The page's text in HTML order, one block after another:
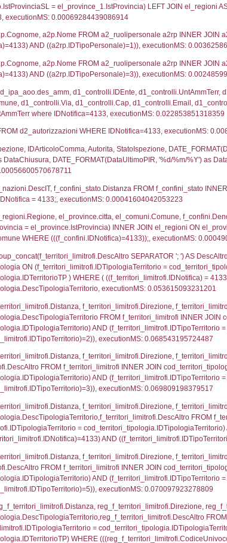
Debug
sql: SELECT COUNT(*) FROM
sql: SELECT `userlevelid`,
sql: SELECT COUNT(*) FROM
sql: SELECT `tablename`, `userlevelid`,
sql: SELECT a1.RagioneSociale,
n.DataFileNotificaZip FROM notifica n
WHERE n.IDNotifica = 4133;,
sql: SELECT a1_stabilimento.*,
ComuneSL, el_province_1.citta as
el_comuni.IstComune) LEFT JOIN
el_regioni.IstRegione) LEFT JOIN
a1_stabilimento.IstProvinciaSL =
IDNotifica=4133, executionMS:
sql: SELECT a2p.Cognome, a2p.Nome
(((a2p.IDNotifica)=4133) AND
sql: SELECT a2p.Cognome, a2p.Nome
(((a2p.IDNotifica)=4133) AND
sql: SELECT cod_ipa_aoo.des_amm,
d1_controlli.Comune, d1_controlli.Via,
d1_controlli.UntAmmTerr where